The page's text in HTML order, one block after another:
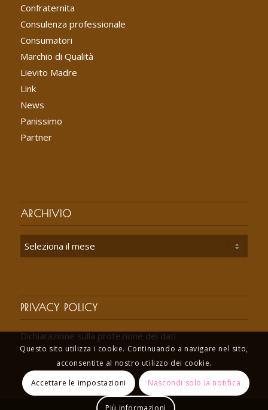
Confraternita
Consulenza professionale
Consumatori
Marchio di Qualità
Lievito Madre
Link
News
Panissimo
Partner
ARCHIVIO
PRIVACY POLICY
Dichiarazione sulla protezione dei dati
Questo sito utilizza i cookie. Continuando a navigare nel sito,
acconsentite al nostro utilizzo dei cookie.
Accettare le impostazioni
Nascondi solo la notifica